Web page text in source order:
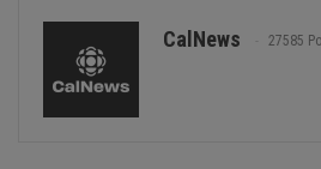
CalNews 27585